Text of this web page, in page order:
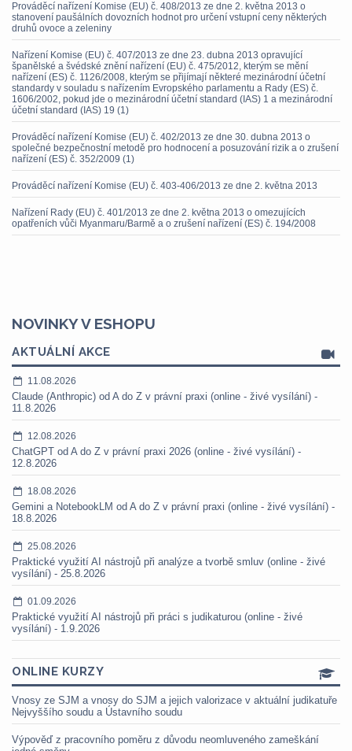
Prováděcí nařízení Komise (EU) č. 408/2013 ze dne 2. května 2013 o
stanovení paušálních dovozních hodnot pro určení vstupní ceny některých
druhů ovoce a zeleniny
Nařízení Komise (EU) č. 407/2013 ze dne 23. dubna 2013 opravující
španělské a švédské znění nařízení (EU) č. 475/2012, kterým se mění
nařízení (ES) č. 1126/2008, kterým se přijímají některé mezinárodní účetní
standardy v souladu s nařízením Evropského parlamentu a Rady (ES) č.
1606/2002, pokud jde o mezinárodní účetní standard (IAS) 1 a mezinárodní
účetní standard (IAS) 19 (1)
Prováděcí nařízení Komise (EU) č. 402/2013 ze dne 30. dubna 2013 o
společné bezpečnostní metodě pro hodnocení a posuzování rizik a o zrušení
nařízení (ES) č. 352/2009 (1)
Prováděcí nařízení Komise (EU) č. 403-406/2013 ze dne 2. května 2013
Nařízení Rady (EU) č. 401/2013 ze dne 2. května 2013 o omezujících
opatřeních vůči Myanmaru/Barmě a o zrušení nařízení (ES) č. 194/2008
NOVINKY V ESHOPU
AKTUÁLNÍ AKCE
11.08.2026
Claude (Anthropic) od A do Z v právní praxi (online - živé vysílání) -
11.8.2026
12.08.2026
ChatGPT od A do Z v právní praxi 2026 (online - živé vysílání) -
12.8.2026
18.08.2026
Gemini a NotebookLM od A do Z v právní praxi (online - živé vysílání) -
18.8.2026
25.08.2026
Praktické využití AI nástrojů při analýze a tvorbě smluv (online - živé
vysílání) - 25.8.2026
01.09.2026
Praktické využití AI nástrojů při práci s judikaturou (online - živé
vysílání) - 1.9.2026
ONLINE KURZY
Vnosy ze SJM a vnosy do SJM a jejich valorizace v aktuální judikatuře
Nejvyššího soudu a Ústavního soudu
Výpověď z pracovního poměru z důvodu neomluveného zameškání